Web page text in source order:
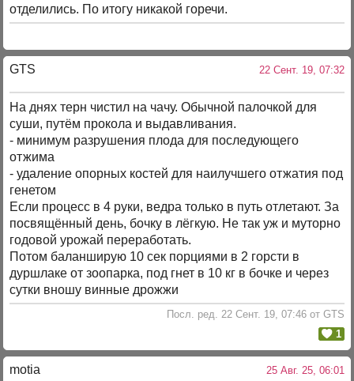
отделились. По итогу никакой горечи.
GTS 22 Сент. 19, 07:32
На днях терн чистил на чачу. Обычной палочкой для
суши, путём прокола и выдавливания.
- минимум разрушения плода для последующего
отжима
- удаление опорных костей для наилучшего отжатия под
генетом
Если процесс в 4 руки, ведра только в путь отлетают. За
посвящённый день, бочку в лёгкую. Не так уж и муторно
годовой урожай переработать.
Потом баланширую 10 сек порциями в 2 горсти в
дуршлаке от зоопарка, под гнет в 10 кг в бочке и через
сутки вношу винные дрожжи
Посл. ред. 22 Сент. 19, 07:46 от GTS
1
motia 25 Авг. 25, 06:01